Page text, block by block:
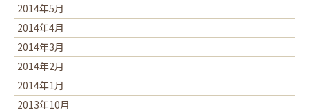
2014年5月
2014年4月
2014年3月
2014年2月
2014年1月
2013年10月